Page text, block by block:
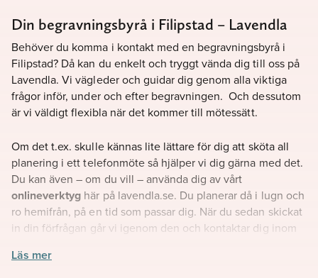
Din begravningsbyrå i Filipstad – Lavendla
Behöver du komma i kontakt med en begravningsbyrå i
Filipstad? Då kan du enkelt och tryggt vända dig till oss på
Lavendla. Vi vägleder och guidar dig genom alla viktiga
frågor inför, under och efter begravningen. Och dessutom
är vi väldigt flexibla när det kommer till mötessätt.
Om det t.ex. skulle kännas lite lättare för dig att sköta all
planering i ett telefonmöte så hjälper vi dig gärna med det.
Du kan även – om du vill – använda dig av vårt
onlineverktyg här på lavendla.se. Du planerar då i lugn och
ro hemifrån, på en tid som passar dig. När du sedan skickat
in din förfrågan går vi igenom den och kontaktar dig inom
Tillsammans stämmer ni av dina önskemål och säkerställer
Läs mer